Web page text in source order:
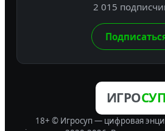
2 015
ИГРОСУП
18+ © Игросуп — цифровая